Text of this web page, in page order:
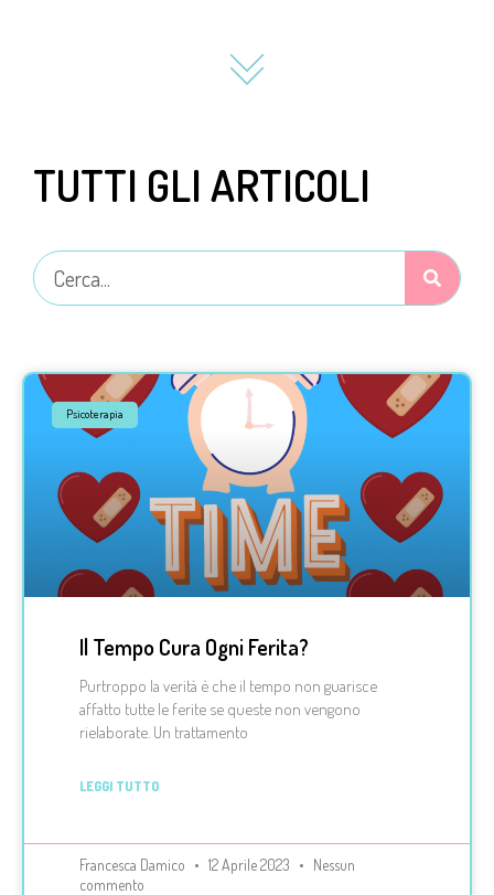
TUTTI GLI ARTICOLI
Psicoterapia
Il Tempo Cura Ogni Ferita?
Purtroppo la verità è che il tempo non guarisce
affatto tutte le ferite se queste non vengono
rielaborate. Un trattamento
LEGGI TUTTO
Francesca Damico 12 Aprile 2023
Nessun
commento